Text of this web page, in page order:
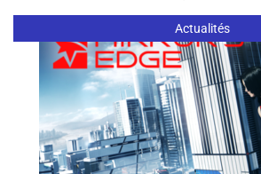
Actualités